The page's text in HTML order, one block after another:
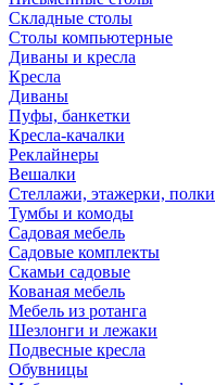
Складные столы
Столы компьютерные
Диваны и кресла
Кресла
Диваны
Пуфы, банкетки
Кресла-качалки
Реклайнеры
Вешалки
Стеллажи, этажерки, полки
Тумбы и комоды
Садовая мебель
Садовые комплекты
Скамьи садовые
Кованая мебель
Мебель из ротанга
Шезлонги и лежаки
Подвесные кресла
Обувницы